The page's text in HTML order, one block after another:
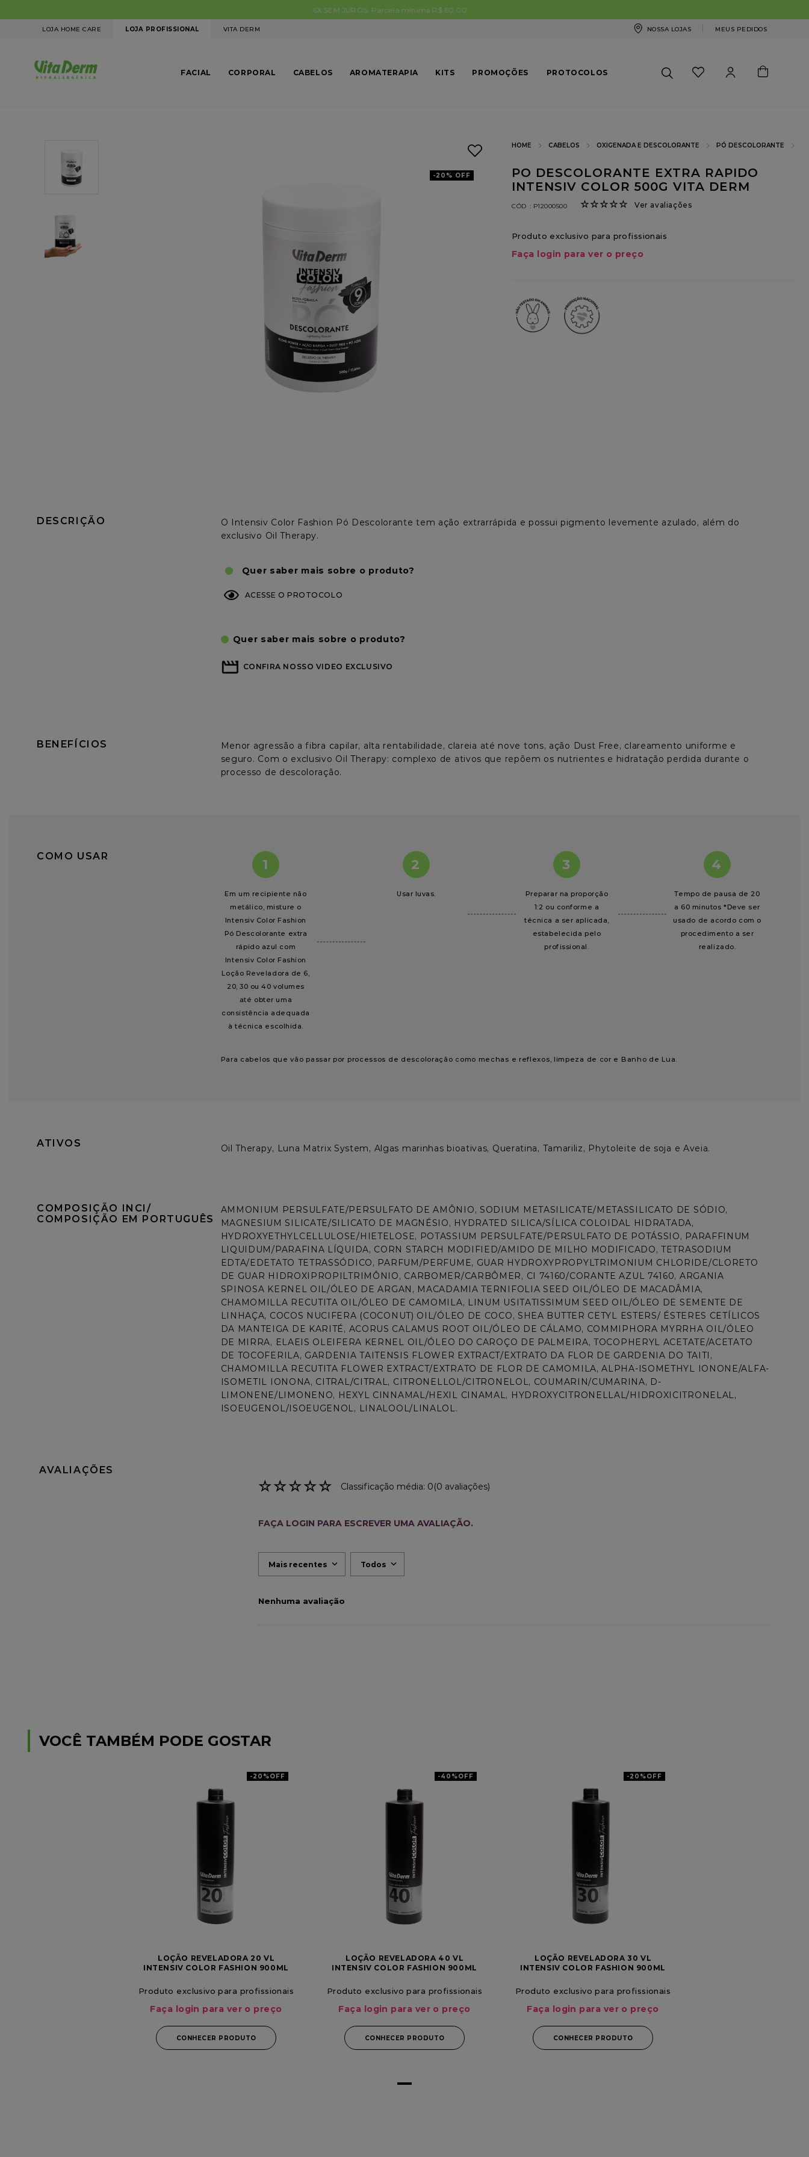
FRETE FIXO para São Paulo Capital R$ 13,90
LOJA HOME CARE LOJA PROFISSIONAL VITA DERM NOSSA LOJAS MEUS PEDIDOS
FACIAL KITS
CORPORAL CABELOS AROMATERAPIA PROMOÇÕES PROTOCOLOS
-20% OFF
CABELOS OXIGENADA E DESCOLORANTE PÓ DESCOLORANTE
PO DESCOLORANTE EXTRA RAPIDO
INTENSIV COLOR 500G VITA DERM
: P12000500 ☆☆☆☆☆ Ver avaliações
Produto exclusivo para profissionais
Faça login para ver o preço
DESCRIÇÃO
O Intensiv Color Fashion Pó Descolorante tem ação extrarrápida e possui pigmento levemente azulado, além do
exclusivo Oil Therapy.
Quer saber mais sobre o produto?
ACESSE O PROTOCOLO
Quer saber mais sobre o produto?
CONFIRA NOSSO VIDEO EXCLUSIVO
BENEFÍCIOS
Menor agressão a fibra capilar, alta rentabilidade, clareia até nove tons, ação Dust Free, clareamento uniforme e
seguro. Com o exclusivo Oil Therapy: complexo de ativos que repõem os nutrientes e hidratação perdida durante o
processo de descoloração.
COMO USAR 1
Em um recipiente não
metálico, misture o
Intensiv Color Fashion
Pó Descolorante extra
rápido azul com
Intensiv Color Fashion
Loção Reveladora de 6,
20, 30 ou 40 volumes
até obter uma
consistência adequada
à técnica escolhida.
2
Usar luvas.
3
Preparar na proporção
1:2 ou conforme a
técnica a ser aplicada,
estabelecida pelo
profissional.
4
Tempo de pausa de 20
a 60 minutos *Deve ser
usado de acordo com o
procedimento a ser
realizado.
Para cabelos que vão passar por processos de descoloração como mechas e reflexos, limpeza de cor e Banho de Lua.
ATIVOS Oil Therapy, Luna Matrix System, Algas marinhas bioativas, Queratina, Tamariliz, Phytoleite de soja e Aveia.
COMPOSIÇÃO INCI/
COMPOSIÇÃO EM PORTUGUÊS
AMMONIUM PERSULFATE/PERSULFATO DE AMÔNIO, SODIUM METASILICATE/METASSILICATO DE SÓDIO,
MAGNESIUM SILICATE/SILICATO DE MAGNÉSIO, HYDRATED SILICA/SÍLICA COLOIDAL HIDRATADA,
HYDROXYETHYLCELLULOSE/HIETELOSE, POTASSIUM PERSULFATE/PERSULFATO DE POTÁSSIO, PARAFFINUM
LIQUIDUM/PARAFINA LÍQUIDA, CORN STARCH MODIFIED/AMIDO DE MILHO MODIFICADO, TETRASODIUM
EDTA/EDETATO TETRASSÓDICO, PARFUM/PERFUME, GUAR HYDROXYPROPYLTRIMONIUM CHLORIDE/CLORETO
DE GUAR HIDROXIPROPILTRIMÔNIO, CARBOMER/CARBÔMER, CI 74160/CORANTE AZUL 74160, ARGANIA
SPINOSA KERNEL OIL/ÓLEO DE ARGAN, MACADAMIA TERNIFOLIA SEED OIL/ÓLEO DE MACADÂMIA,
CHAMOMILLA RECUTITA OIL/ÓLEO DE CAMOMILA, LINUM USITATISSIMUM SEED OIL/ÓLEO DE SEMENTE DE
LINHAÇA, COCOS NUCIFERA (COCONUT) OIL/ÓLEO DE COCO, SHEA BUTTER CETYL ESTERS/ ÉSTERES CETÍLICOS
DA MANTEIGA DE KARITÉ, ACORUS CALAMUS ROOT OIL/ÓLEO DE CÁLAMO, COMMIPHORA MYRRHA OIL/ÓLEO
DE MIRRA, ELAEIS OLEIFERA KERNEL OIL/ÓLEO DO CAROÇO DE PALMEIRA, TOCOPHERYL ACETATE/ACETATO
DE TOCOFERILA, GARDENIA TAITENSIS FLOWER EXTRACT/EXTRATO DA FLOR DE GARDENIA DO TAITI,
CHAMOMILLA RECUTITA FLOWER EXTRACT/EXTRATO DE FLOR DE CAMOMILA, ALPHA-ISOMETHYL IONONE/ALFA-
ISOMETIL IONONA, CITRAL/CITRAL, CITRONELLOL/CITRONELOL, COUMARIN/CUMARINA, D-
LIMONENE/LIMONENO, HEXYL CINNAMAL/HEXIL CINAMAL, HYDROXYCITRONELLAL/HIDROXICITRONELAL,
ISOEUGENOL/ISOEUGENOL, LINALOOL/LINALOL.
AVALIAÇÕES
☆☆☆☆☆ Classificação média: 0(0 avaliações)
FAÇA LOGIN PARA ESCREVER UMA AVALIAÇÃO.
Mais recentes Todos
Nenhuma avaliação
VOCÊ TAMBÉM PODE GOSTAR
-20%OFF
LOÇÃO REVELADORA 20 VL
INTENSIV COLOR FASHION 900ML
Produto exclusivo para profissionais
Faça login para ver o preço
CONHECER PRODUTO
-40%OFF
LOÇÃO REVELADORA 40 VL
INTENSIV COLOR FASHION 900ML
Produto exclusivo para profissionais
Faça login para ver o preço
CONHECER PRODUTO
-20%OFF
LOÇÃO REVELADORA 30 VL
INTENSIV COLOR FASHION 900ML
Produto exclusivo para profissionais
Faça login para ver o preço
CONHECER PRODUTO